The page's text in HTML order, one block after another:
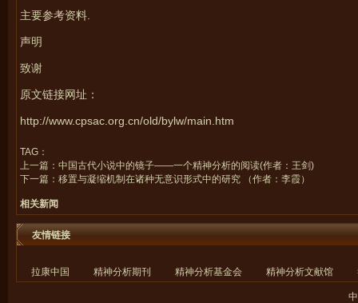
主要参考资料.
声明
致谢
原文链接网址：
http://www.cpsac.org.cn/old/bylw/main.htm
TAG：
上一篇： 中国古代小说中的镜子——一个精神分析的阅读(作者：王剑)
下一篇： 移置与凝缩机制在诸种无意识形式中的研究 （作者：李霞）
相关新闻
友情链接
拉康中国 精神分析期刊 精神分析基金会 精神分析文献馆